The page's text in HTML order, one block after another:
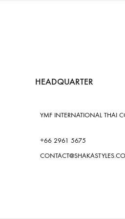
HEADQUARTER
YMF INTERNATIONAL THAI
+66 2961 5675